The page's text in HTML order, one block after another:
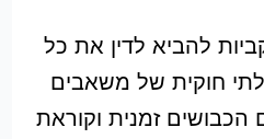
להביא לדין את כל
חוקית של משאבים
הכבושים זמנית וקוראת